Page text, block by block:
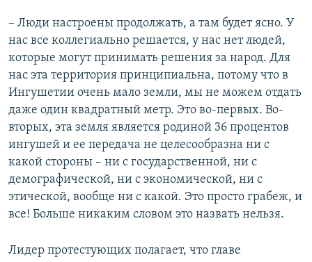
– Люди настроены продолжать, а там будет ясно. У
нас все коллегиально решается, у нас нет людей,
которые могут принимать решения за народ. Для
нас эта территория принципиальна, потому что в
Ингушетии очень мало земли, мы не можем отдать
даже один квадратный метр. Это во-первых. Во-
вторых, эта земля является родиной 36 процентов
ингушей и ее передача не целесообразна ни с
какой стороны – ни с государственной, ни с
демографической, ни с экономической, ни с
этической, вообще ни с какой. Это просто грабеж, и
все! Больше никаким словом это назвать нельзя.
Лидер протестующих полагает, что главе